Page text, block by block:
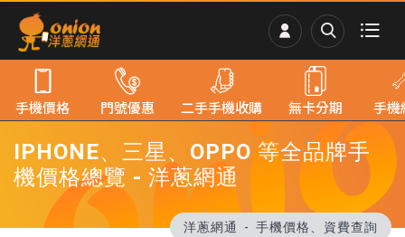
IPHONE、三星、OPPO 等全品牌手
機價格總覽 - 洋蔥網通
洋蔥網通 手機價格、資費查詢
手機價格 門號優惠 二手手機收購 無卡分期 手機